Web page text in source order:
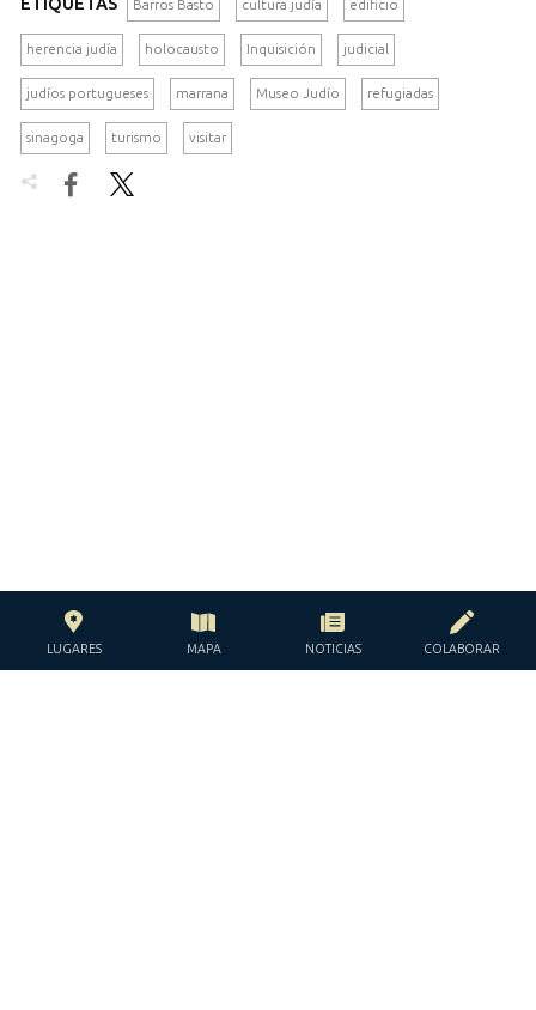
Barros Basto cultura judía edificio
herencia judía holocausto Inquisición judicial
judíos portugueses marrana Museo Judío refugiadas
sinagoga turismo visitar
 
LUGARES MAPA NOTICIAS COLABORAR